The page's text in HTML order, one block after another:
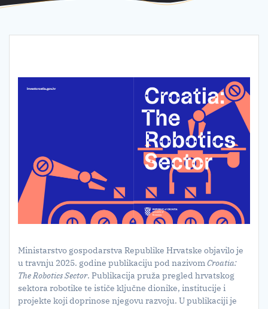
Ministarstvo gospodarstva Republike Hrvatske objavilo je
u travnju 2025. godine publikaciju pod nazivomCroatia:
The Robotics Sector. Publikacija pruža pregled hrvatskog
sektora robotike te ističe ključne dionike, institucije i
projekte koji doprinose njegovu razvoju. U publikaciji je